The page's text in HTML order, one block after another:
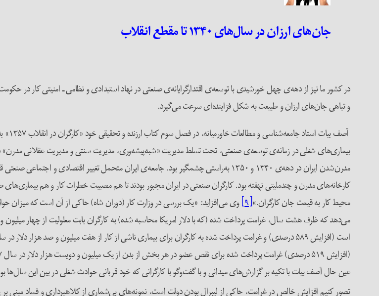
جان‌های ارزان در سال‌های ۱۳۴۰ تا مقطع انقلاب
در کشور ما نیز از دهه‌ی چهل خورشیدی با توسعه‌ی اقتدارگرایانه‌ی صنعتی در نهاد استبدادی و نظامی ـ امنیتی کار
و تباهی جان‌های ارزان و طبیعت به شکل فزاینده‌ای سرعت می‌گیرد.
بیماری‌های شغلی در زمانه‌ی توسعه‌ی صنعتی، تحت تسلط مدیریت «شبه‌پیشه‌وری، مدیریت سنتی و مدیریت عقلانی
مدرن‌شدن ایران در دهه‌ی ۱۳۴۰ و ۱۳۵۰ به‌راستی چشمگیر بود. جامعه‌ی ایران متحمل تغییر
کارخانه‌های مدرن و چندملیتی نهفته بود. کارگران صنعتی در ایران مجبور بودند تا هم مصیبت خطرات کار و هم
محیط کار به قیمت جان کارگران.»[۹]
عین حال آصف بیات با تکیه بر گزارش‌های میدانی و با گفت‌وگو با کارگرانی که خود قربانی حوادث شغلی در بین این سال‌ها
تصور کنیم افزایش خالص در غرامت، حاکی از لیبرال بودن دولت است، نمونه‌های بی‌شماری از کلاهبرداری و فساد مبنی